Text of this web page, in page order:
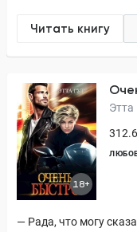
Читать книгу
18+
Этта
— Рада, что могу